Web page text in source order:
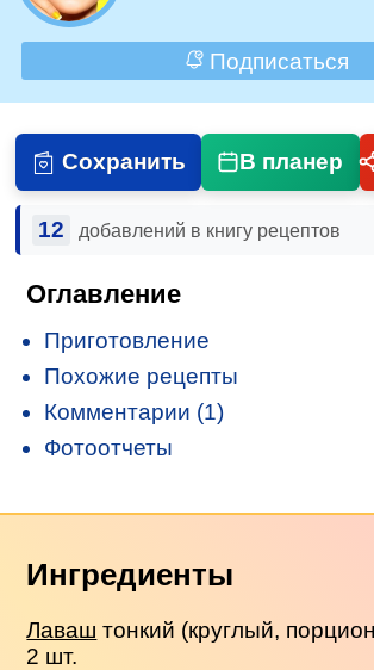
Подписаться
Сохранить В планер
12 добавлений в книгу рецептов
Оглавление
Приготовление
Похожие рецепты
Комментарии (1)
Фотоотчеты
Ингредиенты
Лаваш тонкий (круглый,
2 шт.